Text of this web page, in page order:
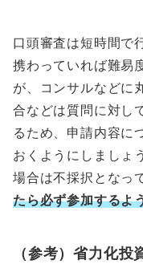
口頭審査は短時間で
携わっていれば難易
が、コンサルなどに
合などは質問に対し
るため、申請内容に
おくようにしましょ
場合は不採択となっ
たら必ず参加するよ
（参考）省力化